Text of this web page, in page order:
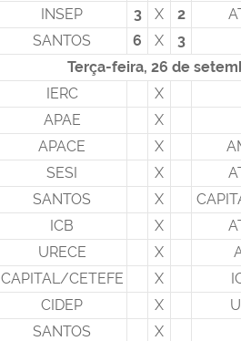
INSEP 3 X 2
SANTOS 6 X
3
Terça-feira, 26 de
IERC
X
APAE
X
APACE X
SESI X
SANTOS X
ICB X
URECE X
CAPITAL/CETEFE X
CIDEP X
SANTOS
X